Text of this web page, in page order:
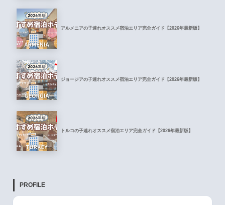
アルメニアの子連れオススメ宿泊エリア完全ガイド【2026年最新版】
ジョージアの子連れオススメ宿泊エリア完全ガイド【2026年最新版】
トルコの子連れオススメ宿泊エリア完全ガイド【2026年最新版】
PROFILE